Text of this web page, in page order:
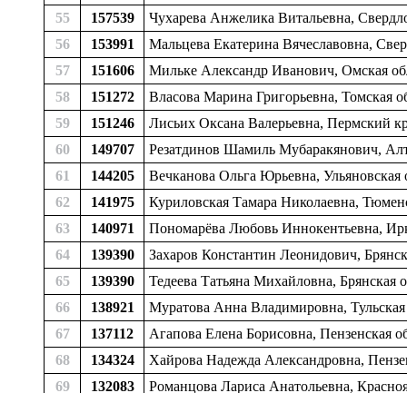
55
157539
Чухарева Анжелика Витальевна,
56
153991
Мальцева Екатерина Вячеславовна,
57
151606
Мильке Александр Иванович, Омская
58
151272
Власова Марина Григорьевна, Томская
59
151246
Лисьих Оксана Валерьевна, Пермский
60
149707
Резатдинов Шамиль Мубаракянович,
61
144205
Вечканова Ольга Юрьевна,
62
141975
Куриловская Тамара Николаевна,
63
140971
Пономарёва Любовь Иннокентьевна,
64
139390
Захаров Константин Леонидович,
65
139390
Тедеева Татьяна Михайловна, Брянская
66
138921
Муратова Анна Владимировна,
67
137112
Агапова Елена Борисовна, Пензенская
68
134324
Хайрова Надежда Александровна,
69
132083
Романцова Лариса Анатольевна,